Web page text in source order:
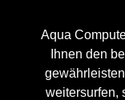
Aqua
Ihnen den
weitersurfen,